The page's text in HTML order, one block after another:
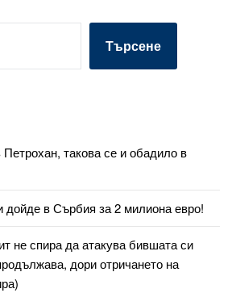
Търсене
Петрохан, такова се и обадило в
дойде в Сърбия за 2 милиона евро!
не спира да атакува бившата си
дори отричането на